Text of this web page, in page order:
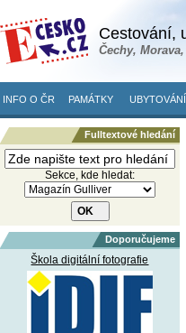
Cestování,
Čechy,
INFO O ČR PAMÁTKY
Fulltextové hledání
Sekce, kde hledat:
Doporučujeme
Škola digitální fotografie